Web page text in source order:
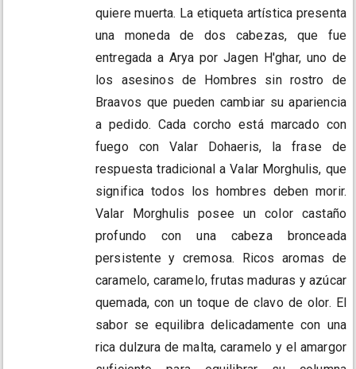
quiere muerta. La etiqueta artística presenta
una moneda de dos cabezas, que fue
entregada a Arya por Jagen H'ghar, uno de
los asesinos de Hombres sin rostro de
Braavos que pueden cambiar su apariencia
a pedido. Cada corcho está marcado con
fuego con Valar Dohaeris, la frase de
respuesta tradicional a Valar Morghulis, que
significa todos los hombres deben morir.
Valar Morghulis posee un color castaño
profundo con una cabeza bronceada
persistente y cremosa. Ricos aromas de
caramelo, caramelo, frutas maduras y azúcar
quemada, con un toque de clavo de olor. El
sabor se equilibra delicadamente con una
rica dulzura de malta, caramelo y el amargor